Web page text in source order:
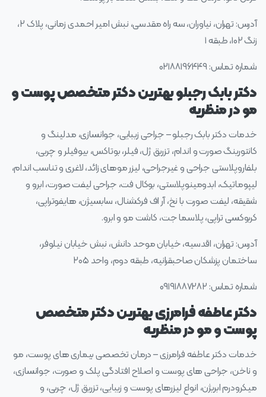
آدرس: تهران، نیاوران، سه راه مقدسی، نبش امیر احمدی زمانی، پلاک ۲،
زنگ ۱۰۲، طبقه ۱
شماره تماس: ۰۲۱۸۸۱۹۶۴۴۹
دکتر بابک رجبلو بهترین دکتر متخصص پوست و
مو در منظریه
خدمات دکتر بابک رجبلو – جراحی زیبایی، جوانسازی، مدلینگ و
کانتورینگ صورت و اندام، تزریق ژل، فیلر، بوتاکس، بیوفیلر و چربی،
بلفاروپلاستی جراحی و غیرجراحی، لیزر موهای زائد، لاغری و تناسب اندام،
لیپوماتیک، ابدومینوپلاستی، بوکال فت، جراحی لیفت صورت، ابرو و
شقیقه، لیفت صورت با نخ، آر اف فرکشنال، سابسیژن، هایفوتراپی،
کربوکسی تراپی، پلاسما جت، کاشت مو و ابرو.
آدرس: تهران، اقدسیه، خیابان موحد دانش، نبش خیابان نیلوفر،
ساختمان پزشکان صاحبقرانیه، طبقه دوم، واحد ۲۰۵
شماره تماس: ۰۹۱۹۱۸۸۷۲۸۲
دکتر عاطفه فرامرزی بهترین دکتر متخصص
پوست و مو در منظریه
خدمات دکتر عاطفه فرامرزی – درمان تخصصی بیماری های پوست، مو
و ناخن، جراحی های پوست و اصلاح افتادگی پلک و صورت، جوانسازی،
میکرودرم ابریژن، انواع لیزرهای پوست و زیبایی، تزریق ژل، چربی، و